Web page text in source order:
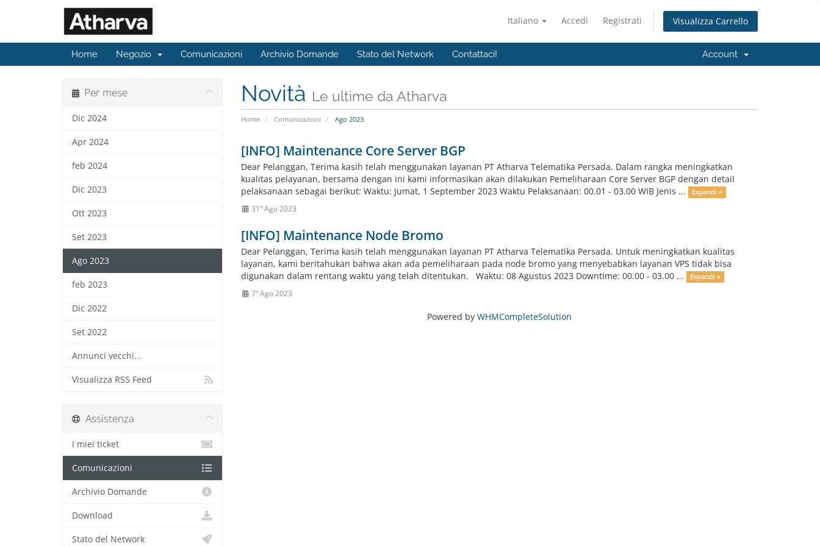
Italiano Accedi Registrati Visualizza Carrello
Home Negozio Comunicazioni Archivio Domande Stato del Network Contattaci! Account
Novità Le ultime da Atharva
Home Comunicazioni Ago 2023
Per mese
Dic 2024
Apr 2024
feb 2024
Dic 2023
Ott 2023
Set 2023
Ago 2023
feb 2023
Dic 2022
Set 2022
Annunci vecchi...
Visualizza RSS Feed
[INFO] Maintenance Core Server BGP
Dear Pelanggan, Terima kasih telah menggunakan layanan PT Atharva Telematika Persada. Dalam rangka meningkatkan
kualitas pelayanan, bersama dengan ini kami informasikan akan dilakukan Pemeliharaan Core Server BGP dengan detail
pelaksanaan sebagai berikut: Waktu: Jumat, 1 September 2023 Waktu Pelaksanaan: 00.01 - 03.00 WIB Jenis ...
Espandi »
31º Ago 2023
[INFO] Maintenance Node Bromo
Dear Pelanggan, Terima kasih telah menggunakan layanan PT Atharva Telematika Persada. Untuk meningkatkan kualitas
layanan, kami beritahukan bahwa akan ada pemeliharaan pada node bromo yang menyebabkan layanan VPS tidak bisa
digunakan dalam rentang waktu yang telah ditentukan. Waktu: 08 Agustus 2023 Downtime: 00.00 - 03.00 ...
Espandi »
7º Ago 2023
Powered by WHMCompleteSolution
Assistenza
I miei ticket
Comunicazioni
Archivio Domande
Download
Stato del Network